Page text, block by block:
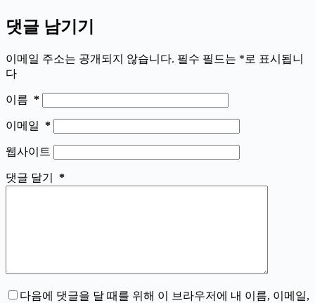
댓글 남기기
이메일 주소는 공개되지 않습니다. 필수 필드는 *로 표시됩니
다
이름 *
이메일 *
웹사이트
댓글 달기 *
다음에 댓글을 달 때를 위해 이 브라우저에 내 이름, 이메일,